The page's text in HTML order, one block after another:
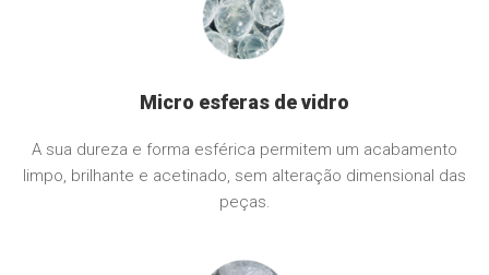
Micro esferas de vidro
A sua dureza e forma esférica permitem um acabamento
limpo, brilhante e acetinado, sem alteração dimensional das
peças.